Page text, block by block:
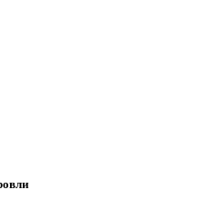
любых видов
наклона